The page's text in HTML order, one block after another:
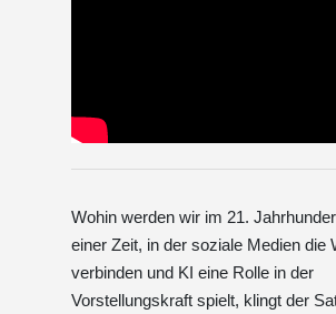
Wohin werden wir im 21.
einer Zeit, in der soziale Medien die
verbinden und KI eine Rolle in der
Vorstellungskraft spielt, klingt der